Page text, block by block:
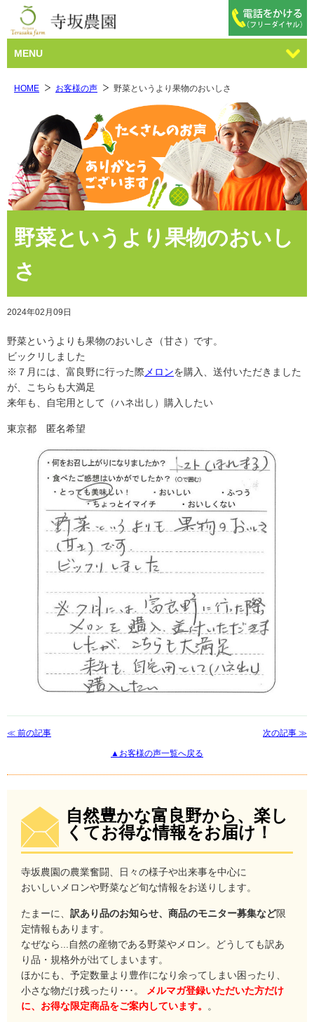
MENU
HOME お客様の声 野菜というより果物のおいしさ
野菜というより果物のおいし
さ
2024年02月09日
野菜というよりも果物のおいしさ（甘さ）です。
ビックリしました
※７月には、富良野に行った際 メロンを購入、送付いただきました
が、こちらも大満足
来年も、自宅用として（ハネ出し）購入したい
東京都 匿名希望
≪ 前の記事 次の記事 ≫
▲お客様の声一覧へ戻る
自然豊かな富良野から、楽し
くてお得な情報をお届け！
寺坂農園の農業奮闘、日々の様子や出来事を中心に
おいしいメロンや野菜など旬な情報をお送りします。
たまーに、 訳あり品のお知らせ、商品のモニター募集など限
定情報もあります。
なぜなら...自然の産物である野菜やメロン。どうしても訳あ
り品・規格外が出てしまいます。
ほかにも、予定数量より豊作になり余ってしまい困ったり、
小さな物だけ残ったり･･･。
メルマガ登録いただいた方だけ
に、お得な限定商品をご案内しています。
。